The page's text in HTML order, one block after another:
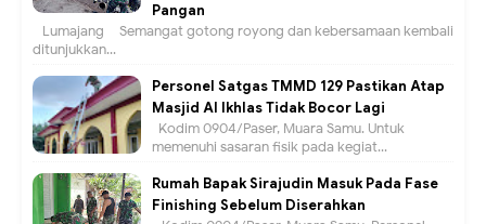
Pangan
Lumajang – Semangat gotong royong dan kebersamaan kembali
ditunjukkan...
Personel Satgas TMMD 129 Pastikan Atap
Masjid Al Ikhlas Tidak Bocor Lagi
Kodim 0904/Paser, Muara Samu. Untuk
memenuhi sasaran fisik pada kegiat...
Rumah Bapak Sirajudin Masuk Pada Fase
Finishing Sebelum Diserahkan